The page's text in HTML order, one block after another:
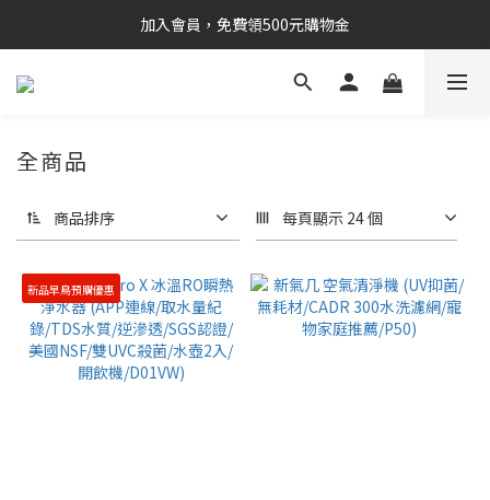
加入會員，免費領500元購物金
全商品
商品排序 每頁顯示 24 個
新品早鳥預購優惠